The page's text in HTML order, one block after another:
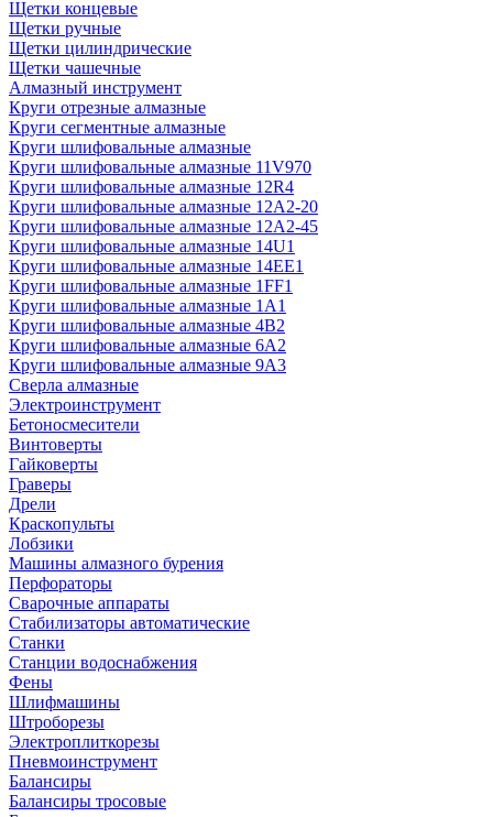
Щетки концевые
Щетки ручные
Щетки цилиндрические
Щетки чашечные
Алмазный инструмент
Круги отрезные алмазные
Круги сегментные алмазные
Круги шлифовальные алмазные
Круги шлифовальные алмазные 11V970
Круги шлифовальные алмазные 12R4
Круги шлифовальные алмазные 12А2-20
Круги шлифовальные алмазные 12А2-45
Круги шлифовальные алмазные 14U1
Круги шлифовальные алмазные 14ЕЕ1
Круги шлифовальные алмазные 1FF1
Круги шлифовальные алмазные 1А1
Круги шлифовальные алмазные 4В2
Круги шлифовальные алмазные 6A2
Круги шлифовальные алмазные 9А3
Сверла алмазные
Электроинструмент
Бетоносмесители
Винтоверты
Гайковерты
Граверы
Дрели
Краскопульты
Лобзики
Машины алмазного бурения
Перфораторы
Сварочные аппараты
Стабилизаторы автоматические
Станки
Станции водоснабжения
Фены
Шлифмашины
Штроборезы
Электроплиткорезы
Пневмоинструмент
Балансиры
Балансиры тросовые